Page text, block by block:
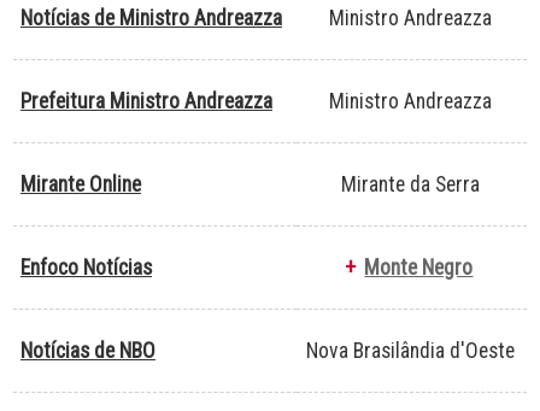
Notícias de Ministro Andreazza Ministro Andreazza
Prefeitura Ministro Andreazza Ministro Andreazza
Mirante Online Mirante da Serra
Enfoco Notícias + Monte Negro
Notícias de NBO Nova Brasilândia d'Oeste